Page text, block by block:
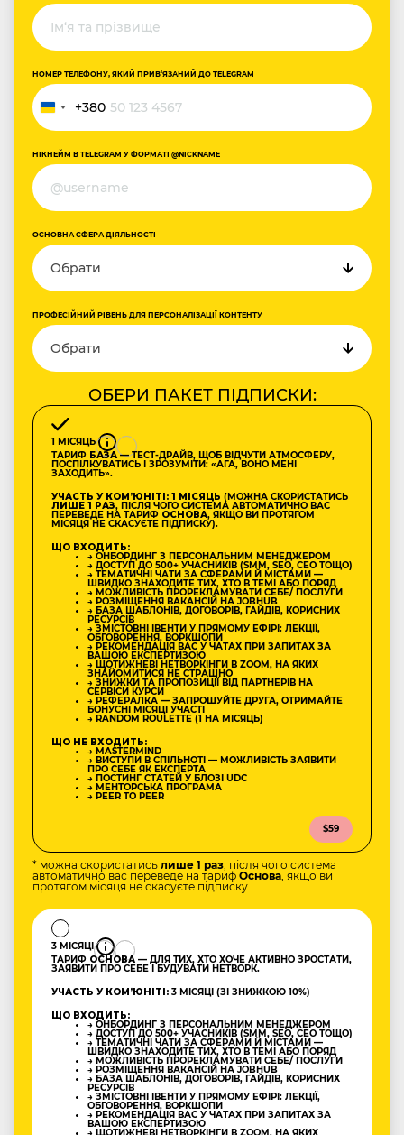
НОМЕР ТЕЛЕФОНУ, ЯКИЙ ПРИВ‘ЯЗАНИЙ ДО TELEGRAM
Україна
+380
+380
НІКНЕЙМ В TELEGRAM У ФОРМАТІ @NICKNAME
ОСНОВНА СФЕРА ДІЯЛЬНОСТІ
ПРОФЕСІЙНИЙ РІВЕНЬ ДЛЯ ПЕРСОНАЛІЗАЦІЇ КОНТЕНТУ
ОБЕРИ ПАКЕТ ПІДПИСКИ:
1 МІСЯЦЬ
ТАРИФ БАЗА— ТЕСТ-ДРАЙВ, ЩОБ ВІДЧУТИ АТМОСФЕРУ,
ПОСПІЛКУВАТИСЬ І ЗРОЗУМІТИ: «АГА, ВОНО МЕНІ
ЗАХОДИТЬ».
УЧАСТЬ У КОМʼЮНІТІ: 1 МІСЯЦЬ (МОЖНА СКОРИСТАТИСЬ
ЛИШЕ 1 РАЗ, ПІСЛЯ ЧОГО СИСТЕМА АВТОМАТИЧНО ВАС
ПЕРЕВЕДЕ НА ТАРИФ ОСНОВА, ЯКЩО ВИ ПРОТЯГОМ
МІСЯЦЯ НЕ СКАСУЄТЕ ПІДПИСКУ).
ЩО ВХОДИТЬ:
→ ОНБОРДИНГ З ПЕРСОНАЛЬНИМ МЕНЕДЖЕРОМ
→ ДОСТУП ДО 500+ УЧАСНИКІВ (SMM, SEO, CEO ТОЩО)
→ ТЕМАТИЧНІ ЧАТИ ЗА СФЕРАМИ Й МІСТАМИ —
ШВИДКО ЗНАХОДИТЕ ТИХ, ХТО В ТЕМІ АБО ПОРЯД
→ МОЖЛИВІСТЬ ПРОРЕКЛАМУВАТИ СЕБЕ/ ПОСЛУГИ
→ РОЗМІЩЕННЯ ВАКАНСІЙ НА JOBHUB
→ БАЗА ШАБЛОНІВ, ДОГОВОРІВ, ГАЙДІВ, КОРИСНИХ
РЕСУРСІВ
→ ЗМІСТОВНІ ІВЕНТИ У ПРЯМОМУ ЕФІРІ: ЛЕКЦІЇ,
ОБГОВОРЕННЯ, ВОРКШОПИ
→ РЕКОМЕНДАЦІЯ ВАС У ЧАТАХ ПРИ ЗАПИТАХ ЗА
ВАШОЮ ЕКСПЕРТИЗОЮ
→ ЩОТИЖНЕВІ НЕТВОРКІНГИ В ZOOM, НА ЯКИХ
ЗНАЙОМИТИСЯ НЕ СТРАШНО
→ ЗНИЖКИ ТА ПРОПОЗИЦІЇ ВІД ПАРТНЕРІВ НА
СЕРВІСИ КУРСИ
→ РЕФЕРАЛКА — ЗАПРОШУЙТЕ ДРУГА, ОТРИМАЙТЕ
БОНУСНІ МІСЯЦІ УЧАСТІ
→ RANDOM ROULETTE (1 НА МІСЯЦЬ)
ЩО НЕ ВХОДИТЬ:
→ MASTERMIND
→ ВИСТУПИ В СПІЛЬНОТІ — МОЖЛИВІСТЬ ЗАЯВИТИ
ПРО СЕБЕ ЯК ЕКСПЕРТА
→ ПОСТИНГ СТАТЕЙ У БЛОЗІ UDC
→ МЕНТОРСЬКА ПРОГРАМА
→ PEER TO PEER
$59
* можна скористатись лише 1 раз, після чого система
автоматично вас переведе на тариф Основа, якщо ви
протягом місяця не скасуєте підписку
3 МІСЯЦІ
ТАРИФ ОСНОВА — ДЛЯ ТИХ, ХТО ХОЧЕ АКТИВНО ЗРОСТАТИ,
ЗАЯВИТИ ПРО СЕБЕ І БУДУВАТИ НЕТВОРК.
УЧАСТЬ У КОМʼЮНІТІ: 3 МІСЯЦІ (ЗІ ЗНИЖКОЮ 10%)
ЩО ВХОДИТЬ:
→ ОНБОРДИНГ З ПЕРСОНАЛЬНИМ МЕНЕДЖЕРОМ
→ ДОСТУП ДО 500+ УЧАСНИКІВ (SMM, SEO, CEO ТОЩО)
→ ТЕМАТИЧНІ ЧАТИ ЗА СФЕРАМИ Й МІСТАМИ —
ШВИДКО ЗНАХОДИТЕ ТИХ, ХТО В ТЕМІ АБО ПОРЯД
→ МОЖЛИВІСТЬ ПРОРЕКЛАМУВАТИ СЕБЕ/ ПОСЛУГИ
→ РОЗМІЩЕННЯ ВАКАНСІЙ НА JOBHUB
→ БАЗА ШАБЛОНІВ, ДОГОВОРІВ, ГАЙДІВ, КОРИСНИХ
РЕСУРСІВ
→ ЗМІСТОВНІ ІВЕНТИ У ПРЯМОМУ ЕФІРІ: ЛЕКЦІЇ,
ОБГОВОРЕННЯ, ВОРКШОПИ
→ РЕКОМЕНДАЦІЯ ВАС У ЧАТАХ ПРИ ЗАПИТАХ ЗА
ВАШОЮ ЕКСПЕРТИЗОЮ